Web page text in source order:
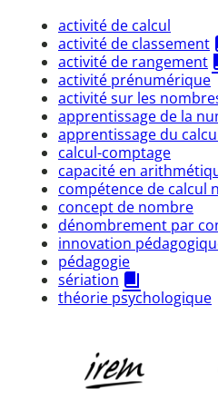
activité de calcul
activité de classement
activité de rangement
activité prénumérique
activité sur les
apprentissage de la
apprentissage du
calcul-comptage
capacité en
compétence de calcul
concept de nombre
dénombrement par
innovation
pédagogie
sériation
théorie psychologique